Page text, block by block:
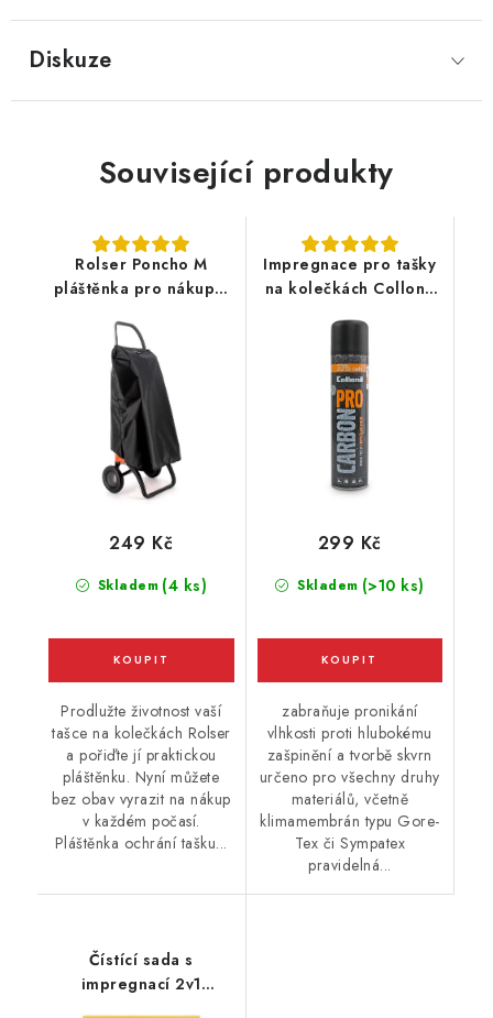
Diskuze
Související produkty
Rolser Poncho M
pláštěnka pro nákupní
černá
Skladem (4 ks)
249 Kč
Prodlužte životnost vaší
tašce na kolečkách Rolser
a pořiďte jí praktickou
pláštěnku. Nyní můžete
bez obav vyrazit na nákup
v každém počasí.
Pláštěnka ochrání tašku...
Impregnace pro tašky
na kolečkách Collonil
Skladem (>10 ks)
299 Kč
zabraňuje pronikání
vlhkosti proti hlubokému
zašpinění a tvorbě skvrn
určeno pro všechny druhy
materiálů, včetně
klimamembrán typu Gore-
Tex či Sympatex
pravidelná...
Čístící sada s
impregnací 2v1